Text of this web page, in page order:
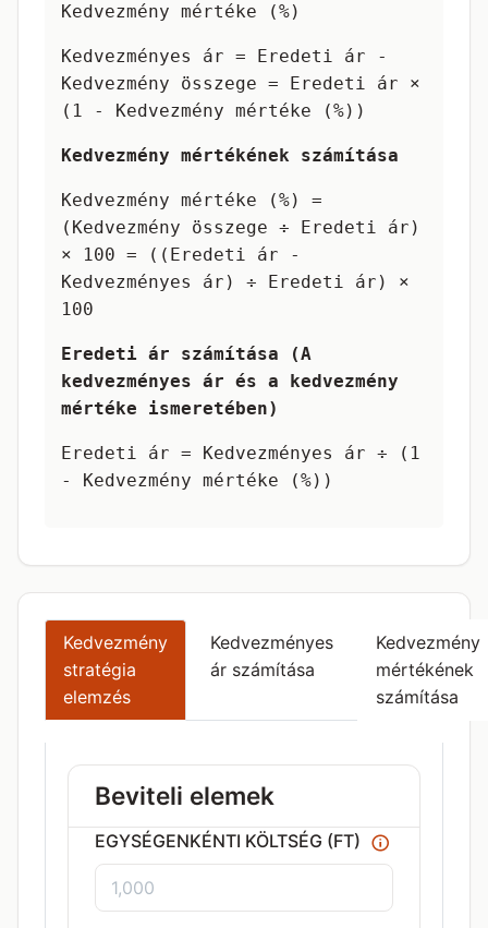
Kedvezmény mértéke (%)
Kedvezményes ár = Eredeti ár -
Kedvezmény összege = Eredeti ár ×
(1 - Kedvezmény mértéke (%))
Kedvezmény mértékének számítása
Kedvezmény mértéke (%) =
(Kedvezmény összege ÷ Eredeti ár)
× 100 = ((Eredeti ár -
Kedvezményes ár) ÷ Eredeti ár) ×
100
Eredeti ár számítása (A
kedvezményes ár és a kedvezmény
mértéke ismeretében)
Eredeti ár = Kedvezményes ár ÷ (1
- Kedvezmény mértéke (%))
Kedvezmény
stratégia
elemzés
Kedvezményes
ár számítása
Kedvezmény
mértékének
számítása
Beviteli elemek
EGYSÉGENKÉNTI KÖLTSÉG (FT)